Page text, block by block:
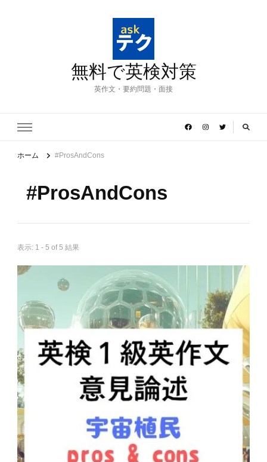
無料で英検対策
英作文・要約問題・面接
ホーム #ProsAndCons
#ProsAndCons
表示: 1 - 5 of 5 結果